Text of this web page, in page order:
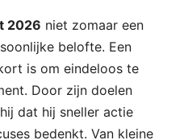
2026 niet zomaar een
belofte. Een
is om eindeloos te
Door zijn doelen
dat hij sneller actie
bedenkt. Van kleine